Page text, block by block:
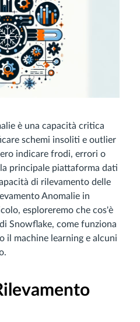
è una capacità critica
schemi insoliti e outlier
indicare frodi, errori o
principale piattaforma dati
di rilevamento delle
Anomalie in
esploreremo che cos'è
Snowflake, come funziona
il machine learning e alcuni